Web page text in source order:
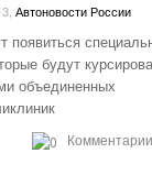
Диких
С Помощью
- 1657 дней назад
Железнодорожный
дней назад
,Автоновости России
появиться
будут
объединенных